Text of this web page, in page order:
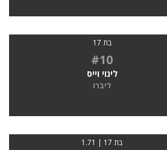
בת 17
#10
לינוי וייס
ליברו
בת 17 | 1.71